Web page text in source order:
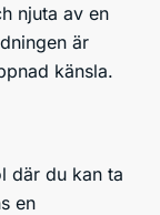
njuta av en
är
känsla.
där du kan ta
en